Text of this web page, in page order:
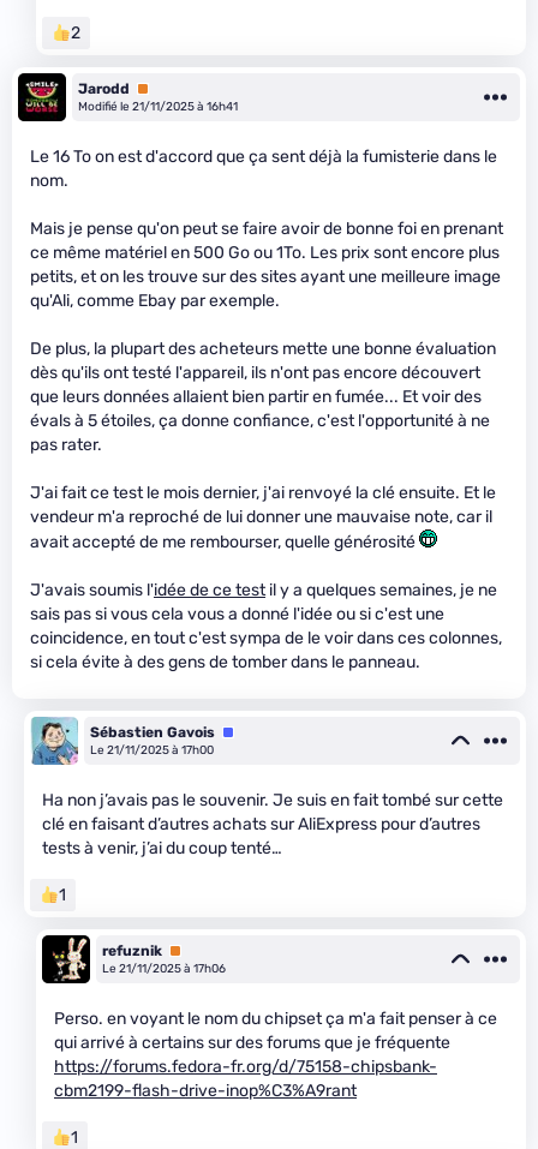
2
Jarodd
Premium
Modifié le 21/11/2025 à 16h41
Le 16 To on est d'accord que ça sent déjà la fumisterie dans le
nom.
Mais je pense qu'on peut se faire avoir de bonne foi en prenant
ce même matériel en 500 Go ou 1To. Les prix sont encore plus
petits, et on les trouve sur des sites ayant une meilleure image
qu'Ali, comme Ebay par exemple.
De plus, la plupart des acheteurs mette une bonne évaluation
dès qu'ils ont testé l'appareil, ils n'ont pas encore découvert
que leurs données allaient bien partir en fumée... Et voir des
évals à 5 étoiles, ça donne confiance, c'est l'opportunité à ne
pas rater.
J'ai fait ce test le mois dernier, j'ai renvoyé la clé ensuite. Et le
vendeur m'a reproché de lui donner une mauvaise note, car il
avait accepté de me rembourser, quelle générosité
J'avais soumis l'idée de ce testil y a quelques semaines, je ne
sais pas si vous cela vous a donné l'idée ou si c'est une
coincidence, en tout c'est sympa de le voir dans ces colonnes,
si cela évite à des gens de tomber dans le panneau.
Sébastien Gavois Équipe
Le 21/11/2025 à 17h00
Ha non j’avais pas le souvenir. Je suis en fait tombé sur cette
clé en faisant d’autres achats sur AliExpress pour d’autres
tests à venir, j’ai du coup tenté…
1
refuznik Premium
Le 21/11/2025 à 17h06
Perso. en voyant le nom du chipset ça m'a fait penser à ce
qui arrivé à certains sur des forums que je fréquente
https://forums.fedora-fr.org/d/75158-chipsbank-
cbm2199-flash-drive-inop%C3%A9rant
1